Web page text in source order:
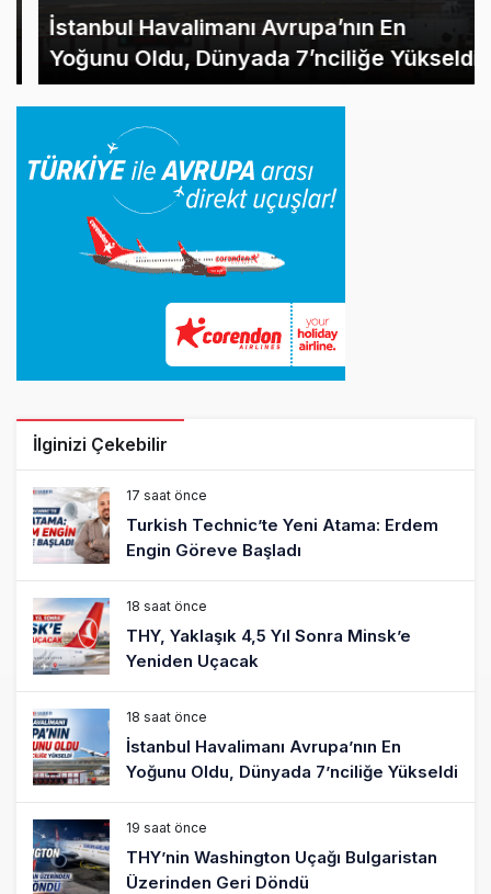
İstanbul Havalimanı Avrupa’nın En
Yoğunu Oldu, Dünyada 7’nciliğe Yükseldi
İlginizi Çekebilir
17 saat önce
Turkish Technic’te Yeni Atama: Erdem
Engin Göreve Başladı
18 saat önce
THY, Yaklaşık 4,5 Yıl Sonra Minsk’e
Yeniden Uçacak
18 saat önce
İstanbul Havalimanı Avrupa’nın En
Yoğunu Oldu, Dünyada 7’nciliğe Yükseldi
19 saat önce
THY’nin Washington Uçağı Bulgaristan
Üzerinden Geri Döndü